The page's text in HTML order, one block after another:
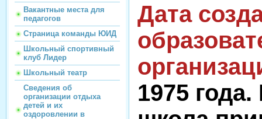
Вакантные места для
педагогов
Страница команды ЮИД
Школьный спортивный
клуб Лидер
Школьный театр
Сведения об
организации отдыха
детей и их
оздоровлении в
Дата
1975